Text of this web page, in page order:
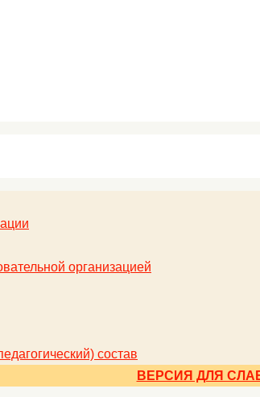
организацией
состав
ВЕРСИЯ ДЛЯ